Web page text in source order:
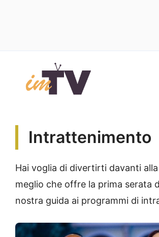
contenuto
Intrattenimento
Hai voglia di divertirti davanti
meglio che offre la prima serata
nostra guida ai programmi di